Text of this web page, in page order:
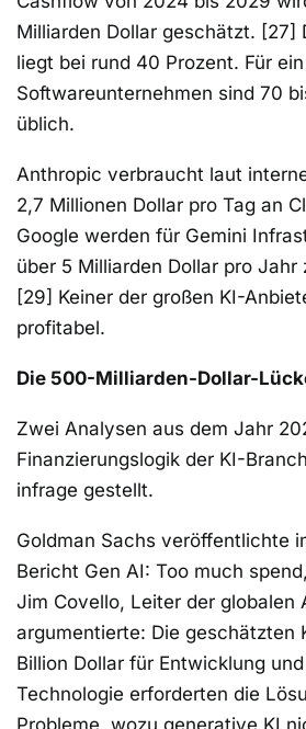
Milliarden Dollar geschätzt. [27]
liegt bei rund 40 Prozent. Für ein
Softwareunternehmen sind 70
üblich.
Anthropic verbraucht laut
2,7 Millionen Dollar pro Tag an
Google werden für Gemini
über 5 Milliarden Dollar pro Jahr
[29] Keiner der großen KI-
profitabel.
Die 500-Milliarden-Dollar-
Zwei Analysen aus dem Jahr
Finanzierungslogik der KI-
infrage gestellt.
Goldman Sachs veröffentlichte
Bericht Gen AI: Too much
Jim Covello, Leiter der globalen
argumentierte: Die geschätzten
Billion Dollar für Entwicklung
Technologie erforderten die